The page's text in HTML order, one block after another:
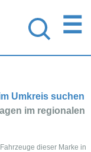
☰
Umkreis suchen
im regionalen
dieser Marke in